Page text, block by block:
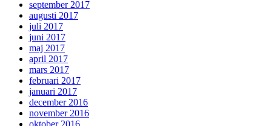
september 2017
augusti 2017
juli 2017
juni 2017
maj 2017
april 2017
mars 2017
februari 2017
januari 2017
december 2016
november 2016